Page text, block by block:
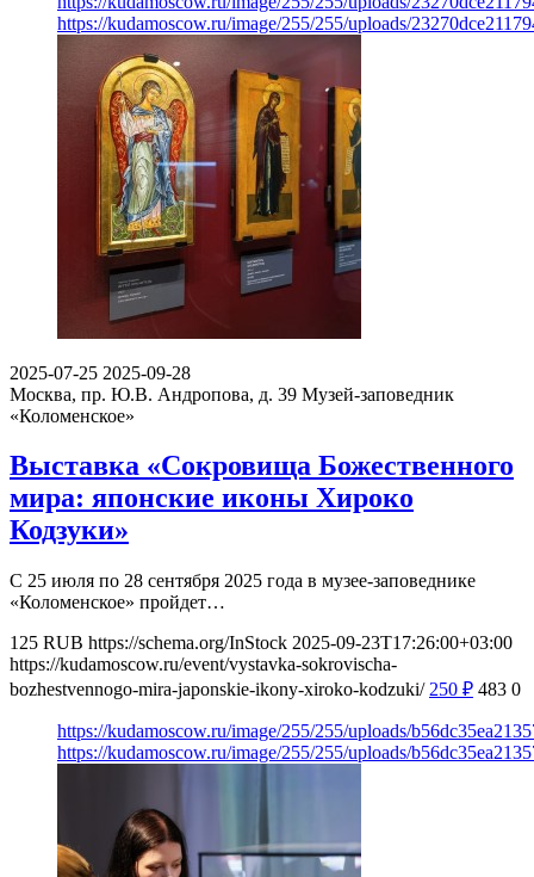
https://kudamoscow.ru/image/255/255/uploads/
2025-07-25 2025-09-28
Москва, пр. Ю.В. Андропова, д. 39 Музей-заповедник
«Коломенское»
Выставка «Сокровища Божественного
мира: японские иконы Хироко
Кодзуки»
С 25 июля по 28 сентября 2025 года в музее-заповеднике
«Коломенское» пройдет…
125 RUB https://schema.org/InStock 2025-09-23T17:26:00+03:00
https://kudamoscow.ru/event/vystavka-sokrovischa-
bozhestvennogo-mira-japonskie-ikony-xiroko-kodzuki/ 250 ₽ 483 0
https://kudamoscow.ru/image/255/255/uploads/
https://kudamoscow.ru/image/255/255/uploads/